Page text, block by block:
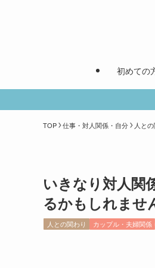
初めての
TOP 仕事・対人関係・自分 人と
いきなり対人関
るかもしれませ
人との関わり カップル・夫婦関係